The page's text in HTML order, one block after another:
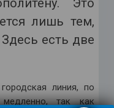
лишь тем,
есть две
линия, по
так как